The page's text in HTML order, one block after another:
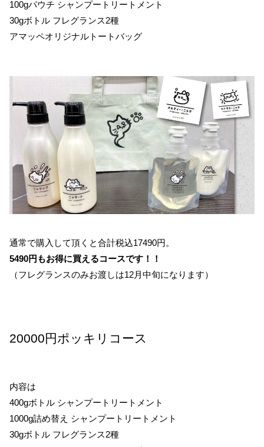
100gパウチ シャンプートリートメント
30gボトル フレグランス2種
アマッペオリジナルトートバッグ
通常で購入して頂くと合計税込17490円。
5490円もお得に買えるコースです！！
（フレグランスのみお渡しは12月中旬になります）
20000円ポッキリコース
内容は
400gボトル シャンプートリートメント
1000g詰め替え シャンプートリートメント
30gボトル フレグランス2種